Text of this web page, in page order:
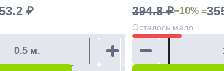
₽ 394.8 ₽−10% =
Осталось мало